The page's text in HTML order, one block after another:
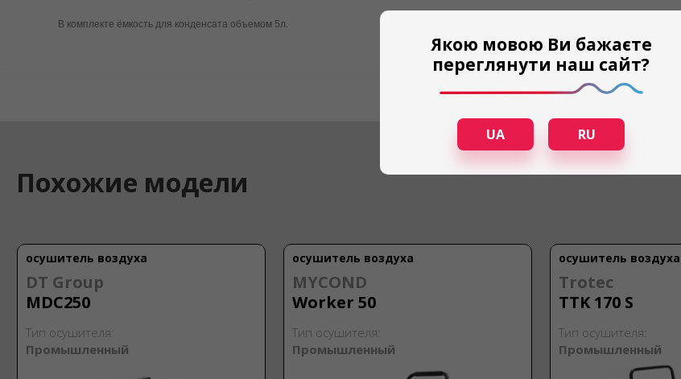
В комплекте ёмкость для конденсата объемом 5л.
Похожие модели
осушитель воздуха
DT Group
MDC250
Тип осушителя:
Промышленный
осушитель воздуха
MYCOND
Worker 50
Тип осушителя:
Промышленный
осушитель воздуха
Trotec
TTK 170 S
Тип осушителя:
Промышленный
Якою мовою Ви бажаєте
переглянути наш сайт?
UA RU